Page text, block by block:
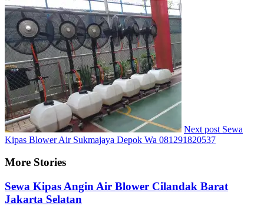
Next post Sewa
Kipas Blower Air Sukmajaya Depok Wa 081291820537
More Stories
Sewa Kipas Angin Air Blower Cilandak Barat
Jakarta Selatan